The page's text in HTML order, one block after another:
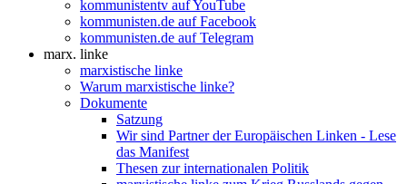
kommunistentv auf YouTube
kommunisten.de auf Facebook
kommunisten.de auf Telegram
marx. linke
marxistische linke
Warum marxistische linke?
Dokumente
Satzung
Wir sind Partner der Europäischen Linken - Lese
das Manifest
Thesen zur internationalen Politik